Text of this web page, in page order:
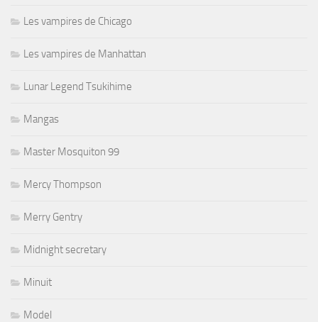
Les vampires de Chicago
Les vampires de Manhattan
Lunar Legend Tsukihime
Mangas
Master Mosquiton 99
Mercy Thompson
Merry Gentry
Midnight secretary
Minuit
Model